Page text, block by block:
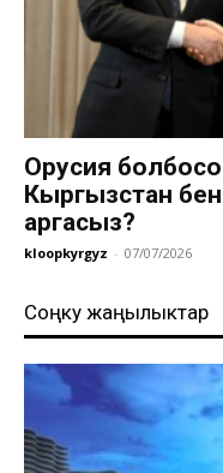
Орусия
Кыргызстан
аргасыз?
kloopkyrgyz - 07/07/2026
Соңку жаңылыктар